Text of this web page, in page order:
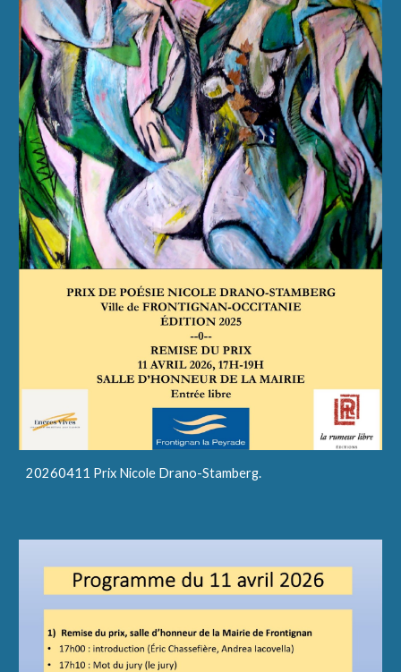
20260411 Prix Nicole Drano-Stamberg.